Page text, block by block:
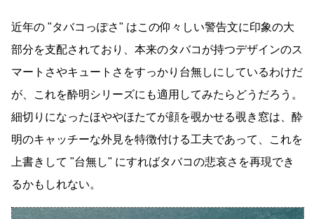
近年の タバコっぽさ
はこの仰々しい警告文に印象の大
部分を支配されており、本来のタバコが持つデザインのス
マートさやキュートさをすっかり台無しにしているわけだ
が、これを酔明シリーズにも適用してみたらどうだろう。
細切りになったほややほたてが顔を覗かせる覗き窓は、酔
明のキャッチーな外見を特徴付ける工夫であって、これを
上書きして
台無し
にすればタバコの悲哀さを再現でき
るかもしれない。